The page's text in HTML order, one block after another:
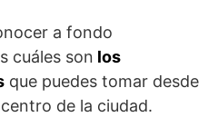
a fondo
cuáles son los
que puedes tomar desde
de la ciudad.